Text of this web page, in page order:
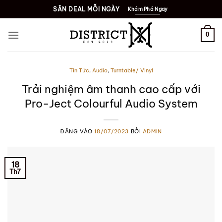
qua
nội
SĂN DEAL MỖI NGÀY Khám Phá Ngay
0
Tin Tức, Audio, Turntable/ Vinyl
Trải nghiệm âm thanh cao cấp với
Pro-Ject Colourful Audio System
ĐĂNG VÀO18/07/2023 BỞI ADMIN
18
Th7